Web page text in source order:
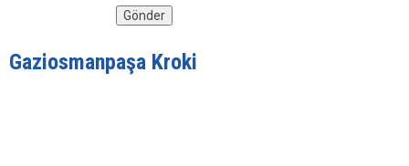
Gaziosmanpaşa Kroki